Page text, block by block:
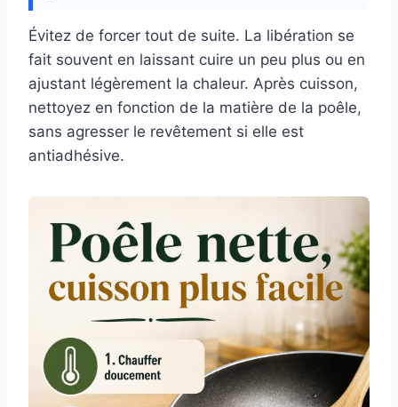
Évitez de forcer tout de suite. La libération se
fait souvent en laissant cuire un peu plus ou en
ajustant légèrement la chaleur. Après cuisson,
nettoyez en fonction de la matière de la poêle,
sans agresser le revêtement si elle est
antiadhésive.